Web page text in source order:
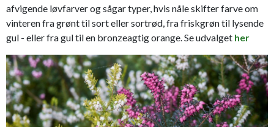
afvigende løvfarver og sågar typer, hvis nåle skifter farve om
vinteren fra grønt til sort eller sortrød, fra friskgrøn til lysende
gul - eller fra gul til en bronzeagtig orange. Se udvalget her